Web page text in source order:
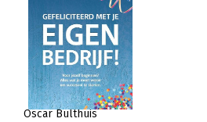
Oscar Bulthuis